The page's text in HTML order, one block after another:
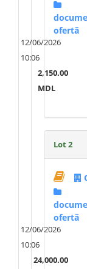
ofertă
12/06/2026
10:06
2,150.00
MDL
Lot 2
ofertă
12/06/2026
10:06
24,000.00